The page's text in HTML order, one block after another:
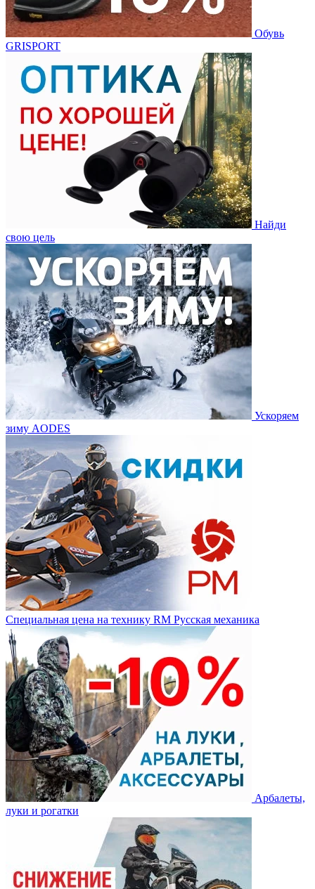
Обувь
GRISPORT
Найди
свою цель
Ускоряем
зиму AODES
Специальная цена на технику RM Русская механика
Арбалеты,
луки и рогатки